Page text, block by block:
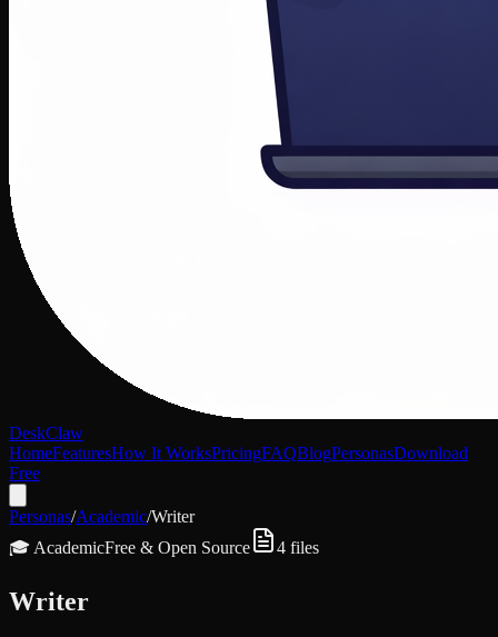
DeskClaw
HomeFeaturesHow It WorksPricingFAQBlogPersonasDownload
Free
Personas/Academic/Writer
🎓 AcademicFree & Open Source 4 files
Writer